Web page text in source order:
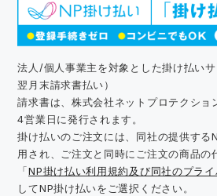
法人/個人事業主を対象とした掛け払い
翌月末請求書払い）
請求書は、株式会社ネットプロテクショ
4営業日に発行されます。
掛け払いのご注文には、同社の提供する
用され、ご注文と同時にご注文の商品の
「NP掛け払い利用規約及び同社のプラ
してNP掛け払いをご選択ください。